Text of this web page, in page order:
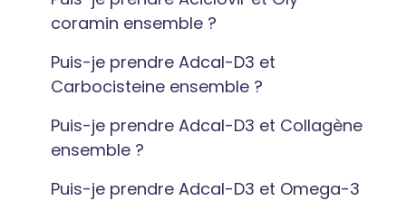
coramin ensemble ?
Puis-je prendre Adcal-D3 et
Carbocisteine ensemble ?
Puis-je prendre Adcal-D3 et Collagène
ensemble ?
Puis-je prendre Adcal-D3 et Omega-3